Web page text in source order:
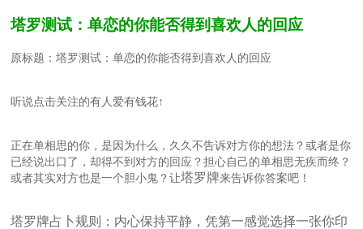
塔罗测试：单恋的你能否得到喜欢人的回应
原标题：塔罗测试：单恋的你能否得到喜欢人的回应
听说点击关注的有人爱有钱花↑
正在单相思的你，是因为什么，久久不告诉对方你的想法？或者是你
已经说出口了，却得不到对方的回应？担心自己的单相思无疾而终？
或者其实对方也是一个胆小鬼？让塔罗牌来告诉你答案吧！
塔罗牌占卜规则：内心保持平静，凭第一感觉选择一张你印